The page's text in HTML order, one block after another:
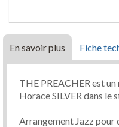
En savoir plus Fiche
THE PREACHER est
Horace SILVER dans le
Arrangement Jazz pour